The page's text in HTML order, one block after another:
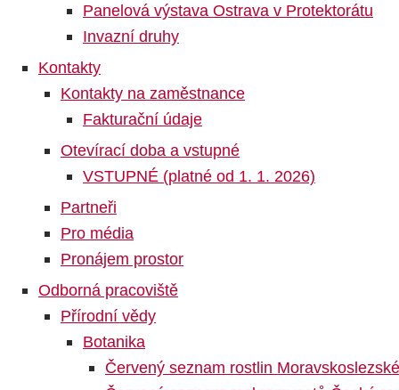
Panelová výstava Ostrava v Protektorátu
Invazní druhy
Kontakty
Kontakty na zaměstnance
Fakturační údaje
Otevírací doba a vstupné
VSTUPNÉ (platné od 1. 1. 2026)
Partneři
Pro média
Pronájem prostor
Odborná pracoviště
Přírodní vědy
Botanika
Červený seznam rostlin